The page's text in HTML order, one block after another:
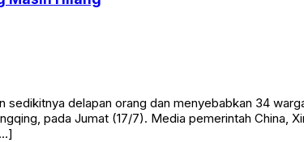
delapan orang dan menyebabkan 34
pada Jumat (17/7). Media pemerintah China,